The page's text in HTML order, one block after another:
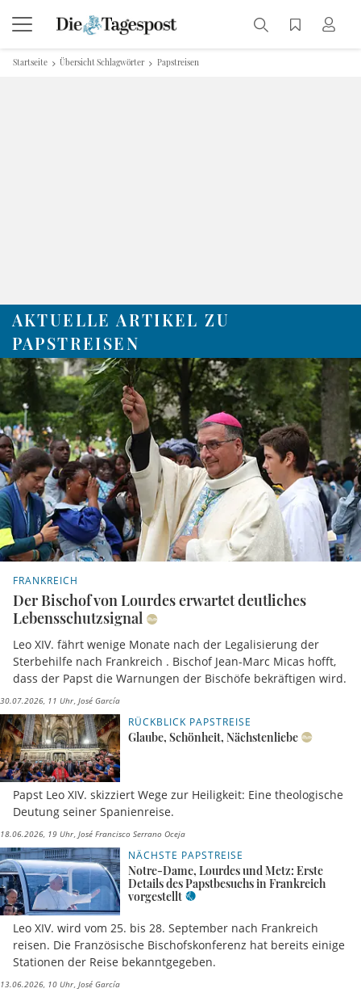
Startseite Übersicht Schlagwörter Papstreisen
AKTUELLE ARTIKEL ZU
PAPSTREISEN
FRANKREICH
Der Bischof von Lourdes erwartet deutliches
Lebensschutzsignal
Leo XIV. fährt wenige Monate nach der Legalisierung der
Sterbehilfe nach Frankreich . Bischof Jean-Marc Micas hofft,
dass der Papst die Warnungen der Bischöfe bekräftigen wird.
30.07.2026, 11 Uhr José García
RÜCKBLICK PAPSTREISE
Glaube, Schönheit, Nächstenliebe
Papst Leo XIV. skizziert Wege zur Heiligkeit: Eine theologische
Deutung seiner Spanienreise.
18.06.2026, 19 Uhr José Francisco Serrano Oceja
NÄCHSTE PAPSTREISE
Notre-Dame, Lourdes und Metz: Erste
Details des Papstbesuchs in Frankreich
vorgestellt
Leo XIV. wird vom 25. bis 28. September nach Frankreich
reisen. Die Französische Bischofskonferenz hat bereits einige
Stationen der Reise bekanntgegeben.
13.06.2026, 10 Uhr José García